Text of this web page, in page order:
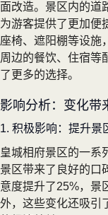
面改造。景区内的道
为游客提供了更加便
座椅、遮阳棚等设施
周边的餐饮、住宿等
了更多的选择。
影响分析：变化带
1. 积极影响：提升景
皇城相府景区的一系
景区带来了良好的口
意度提升了25%，景
外，这些变化还吸引